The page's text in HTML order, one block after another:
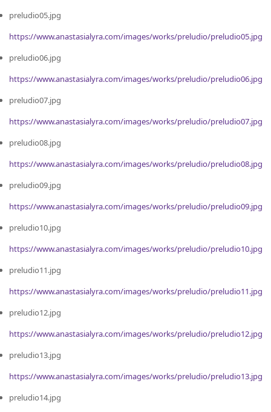
preludio05.jpg
https://www.anastasialyra.com/images/works/preludio/preludio05.jpg
preludio06.jpg
https://www.anastasialyra.com/images/works/preludio/preludio06.jpg
preludio07.jpg
https://www.anastasialyra.com/images/works/preludio/preludio07.jpg
preludio08.jpg
https://www.anastasialyra.com/images/works/preludio/preludio08.jpg
preludio09.jpg
https://www.anastasialyra.com/images/works/preludio/preludio09.jpg
preludio10.jpg
https://www.anastasialyra.com/images/works/preludio/preludio10.jpg
preludio11.jpg
https://www.anastasialyra.com/images/works/preludio/preludio11.jpg
preludio12.jpg
https://www.anastasialyra.com/images/works/preludio/preludio12.jpg
preludio13.jpg
https://www.anastasialyra.com/images/works/preludio/preludio13.jpg
preludio14.jpg